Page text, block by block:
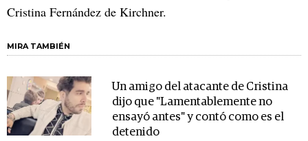
Cristina Fernández de Kirchner.
MIRA TAMBIÉN
Un amigo del atacante de Cristina
dijo que "Lamentablemente no
ensayó antes" y contó como es el
detenido